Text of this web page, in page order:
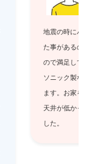
地震の時にパ
た事があるの
ので満足して
ソニック製な
ます。お家を
天井が低かっ
した。